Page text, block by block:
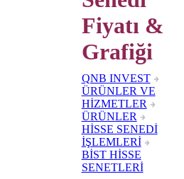
Fiyatı &
Grafiği
QNB INVEST
ÜRÜNLER VE
HİZMETLER
ÜRÜNLER
HİSSE SENEDİ
İŞLEMLERİ
BİST HİSSE
SENETLERİ